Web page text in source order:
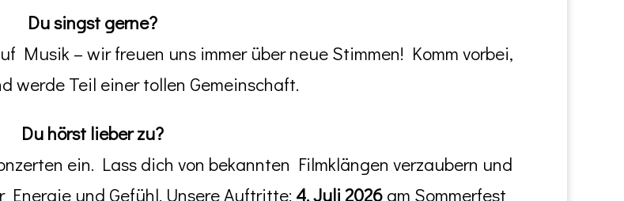
Du singst gerne?
Musik – wir freuen uns immer über neue Stimmen! Komm vorbei,
werde Teil einer tollen Gemeinschaft.
Du hörst lieber zu?
ein. Lass dich von bekannten Filmklängen verzaubern und
Energie und Gefühl. Unsere Auftritte: 4. Juli 2026am Sommerfest